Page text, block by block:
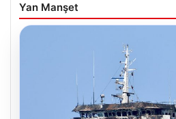
Yan Manşet